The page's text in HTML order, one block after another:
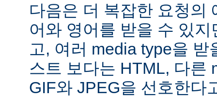
다음은 더 복잡한 요청의
어와 영어를 받을 수 있
고, 여러 media type을
스트 보다는 HTML, 다른
GIF와 JPEG을 선호한다